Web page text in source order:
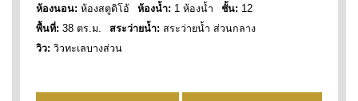
ห้องนอน: ห้องสตูดิโอ้ ห้องน้ำ: 1 ห้องน้ำ ชั้น: 12
พื้นที่: 38 ตร.ม. สระว่ายน้ำ: สระว่ายน้ำ ส่วนกลาง
วิว: วิวทะเลบางส่วน